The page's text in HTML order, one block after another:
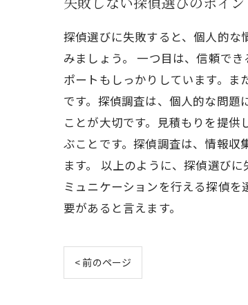
探偵選びに失敗すると、個人的な
みましょう。 一つ目は、信頼で
ポートもしっかりしています。
です。探偵調査は、個人的な問
ことが大切です。見積もりを提
ぶことです。探偵調査は、情報収
ます。 以上のように、探偵選び
ミュニケーションを行える探偵
要があると言えます。
< 前のページ